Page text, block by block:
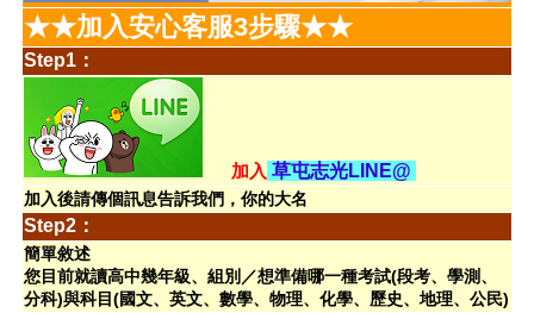
★★加入安心客服3步驟★★
Step1：
加入 草屯志光LINE@
加入後請傳個訊息告訴我們，你的大名
Step2：
簡單敘述
您目前就讀高中幾年級、組別／想準備哪一種考試(段考、學測、
分科)與科目(國文、英文、數學、物理、化學、歷史、地理、公民)